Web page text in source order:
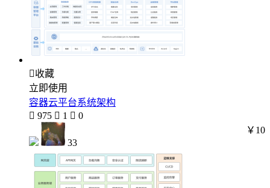
收藏
立即使用
容器云平台系统架构
 975  1  0
33
￥10